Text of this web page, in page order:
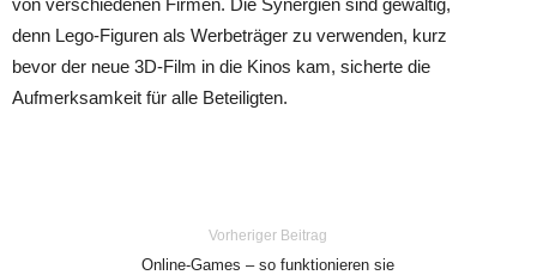
von verschiedenen Firmen. Die Synergien sind gewaltig,
denn Lego-Figuren als Werbeträger zu verwenden, kurz
bevor der neue 3D-Film in die Kinos kam, sicherte die
Aufmerksamkeit für alle Beteiligten.
Vorheriger Beitrag
Online-Games – so funktionieren sie